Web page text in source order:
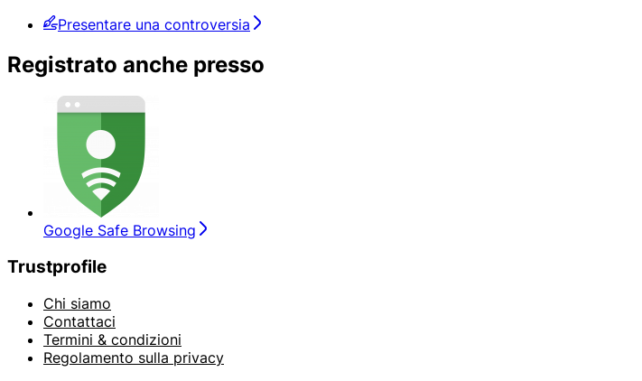
Presentare una controversia
Registrato anche presso
Google Safe Browsing
Trustprofile
Chi siamo
Contattaci
Termini & condizioni
Regolamento sulla privacy